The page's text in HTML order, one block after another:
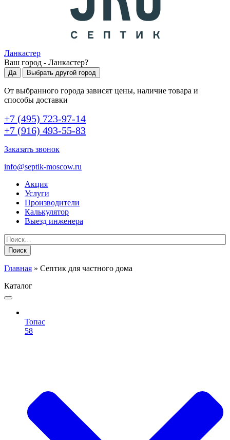
Ланкастер
Ваш город - Ланкастер?
Да Выбрать другой город
От выбранного города зависят цены, наличие товара и
способы доставки
+7 (495) 723-97-14
+7 (916) 493-55-83
Заказать звонок
info@septik-moscow.ru
Акция
Услуги
Производители
Калькулятор
Выезд инженера
Найти:
Главная » Септик для частного дома
Каталог
Топас
58